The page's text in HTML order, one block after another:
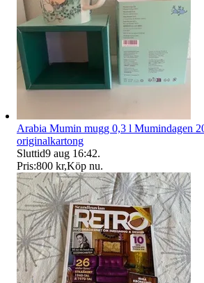
Arabia Mumin mugg 0,3 l Mumindagen
originalkartong
Sluttid9 aug 16:42.
Pris:800 kr,Köp nu.